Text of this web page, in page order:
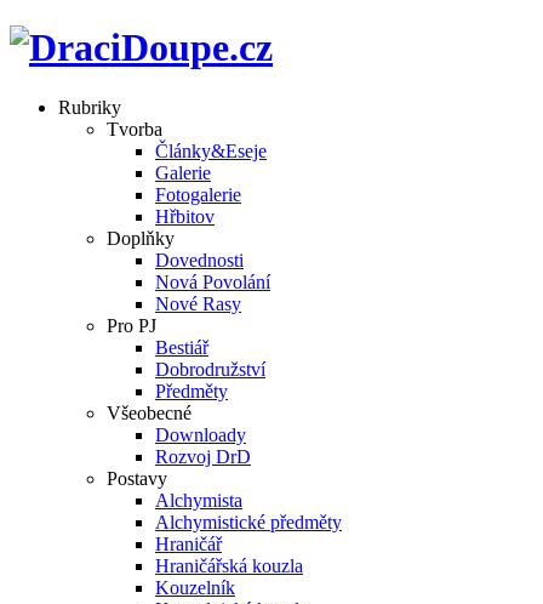
Rubriky
Tvorba
Články&Eseje
Galerie
Fotogalerie
Hřbitov
Doplňky
Dovednosti
Nová Povolání
Nové Rasy
Pro PJ
Bestiář
Dobrodružství
Předměty
Všeobecné
Downloady
Rozvoj DrD
Postavy
Alchymista
Alchymistické předměty
Hraničář
Hraničářská kouzla
Kouzelník